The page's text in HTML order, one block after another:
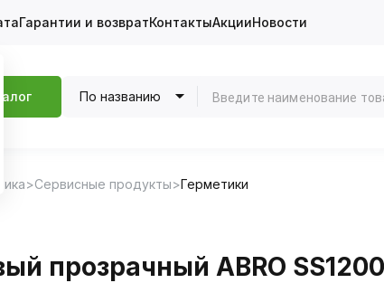
Гарантии и возвратКонтактыАкцииНовости
По названию
Сервисные продукты Герметики
прозрачный ABRO